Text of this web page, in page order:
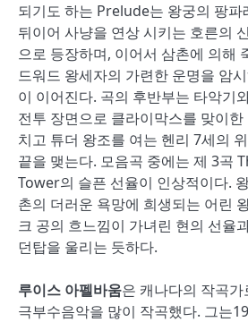
되기도 하는 Prelude는 왕궁의 팡파
뒤이어 사냥을 연상 시키는 호른의
으로 등장하며, 이어서 삼촌에 의해
드워드 왕세자의 가련한 운명을 암
이 이어진다. 곡의 후반부는 타악기
전투 장면으로 클라이막스를 맞이
치고 튜더 왕조를 여는 헨리 7세의
끝을 맺는다. 모음곡 중에는 제 3곡
Tower의 슬픈 선율이 인상적이다.
촌의 더러운 욕망에 희생되는 어린
크 공의 흐느낌이 가녀린 현의 선율
던탑을 울리는 듯하다.
루이스 아펠바움은 캐나다의 작곡
극부수음악을 많이 작곡했다. 그는